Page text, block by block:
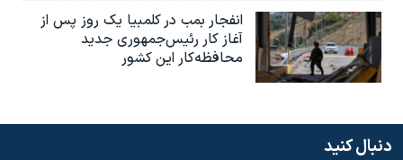
انفجار بمب‌‌ در کلمبیا یک روز پس از
آغاز کار رئیس‌جمهوری جدید
محافظه‌کار این کشور
دنبال کنید